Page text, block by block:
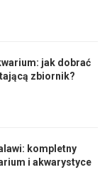
jak dobrać
zbiornik?
kompletny
i akwarystyce